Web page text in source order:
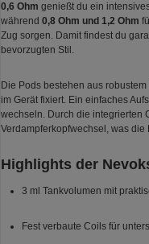
0,6 Ohm genießt du ein
während 0,8 Ohm und 1,2 Ohm
Zug sorgen. Damit findest du
bevorzugten Stil.
Die Pods bestehen aus robustem
im Gerät fixiert. Ein einfaches
wechseln. Durch die integrierten
Verdampferkopfwechsel, was
Highlights der
3 ml Tankvolumen mit
Fest verbaute Coils für